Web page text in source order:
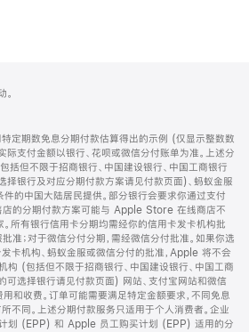
特定期数免息分期付款估算得出的示例 (仅显示整数数
际支付金额以银行、花呗或微信分付账单为准。上述分
括但不限于招商银行、中国建设银行、中国工商银行
择银行及对应分期付款方案请见付款页面)、蚂蚁金服
的中国大陆居民提供。部分银行会要求你通过支付
的分期付款方案可能与 Apple Store 在线商店不
所有银行信用卡分期均需经你的信用卡发卡机构批
准；对于微信分付分期，需经微信分付批准。如果你选
卡机构、蚂蚁金服或微信分付的批准，Apple 将不会
构 (包括但不限于招商银行、中国建设银行、中国工商
可选择银行请见付款页面) 网站、支付宝网站和微信
用和收费。订单可能需要满足特定金额要求，不同免息
不同。上述分期付款服务只适用于个人消费者。企业
计划 (EPP) 和 Apple 员工购买计划 (EPP) 适用的分